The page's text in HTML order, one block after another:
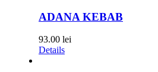
ADANA KEBAB
93.00 lei
Details